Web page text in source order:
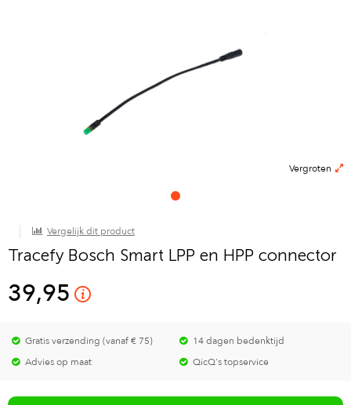
Vergroten
Vergelijk dit product
Tracefy Bosch Smart LPP en HPP connector
39,95
Gratis verzending (vanaf € 75)
14 dagen bedenktijd
Advies op maat
QicQ's topservice